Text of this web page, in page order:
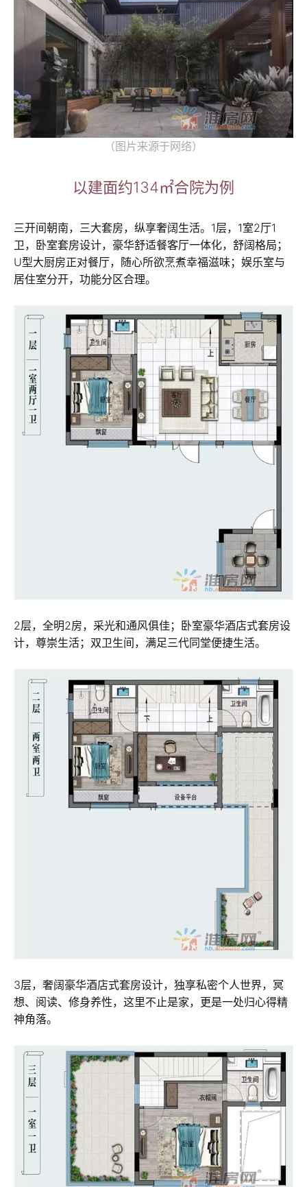
（图片来源于网络）
以建面约134㎡合院为例
三开间朝南，三大套房，纵享奢阔生活。1层，1室2厅1
卫，卧室套房设计，豪华舒适餐客厅一体化，舒阔格局；
U型大厨房正对餐厅，随心所欲烹煮幸福滋味；娱乐室与
居住室分开，功能分区合理。
2层，全明2房，采光和通风俱佳；卧室豪华酒店式套房设
计，尊崇生活；双卫生间，满足三代同堂便捷生活。
3层，奢阔豪华酒店式套房设计，独享私密个人世界，冥
想、阅读、修身养性，这里不止是家，更是一处归心得精
神角落。